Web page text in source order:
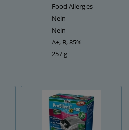
‎Food Allergies
‎Nein
‎Nein
‎A+, B, 85%
‎257 g